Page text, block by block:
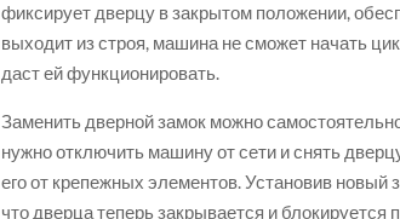
фиксирует дверцу в закрытом положении,
выходит из строя, машина не сможет начать
даст ей функционировать.
Заменить дверной замок можно
нужно отключить машину от сети и снять
его от крепежных элементов. Установив новый
что дверца теперь закрывается и блокируется